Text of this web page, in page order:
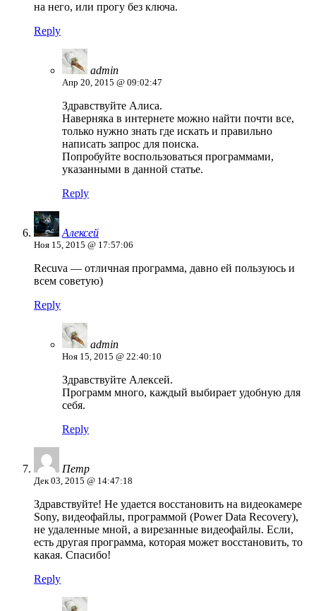
на него, или прогу без ключа.
Reply
admin
Апр 20, 2015 @ 09:02:47
Здравствуйте Алиса.
Наверняка в интернете можно найти почти все,
только нужно знать где искать и правильно
написать запрос для поиска.
Попробуйте воспользоваться программами,
указанными в данной статье.
Reply
Алексей
Ноя 15, 2015 @ 17:57:06
Recuva — отличная программа, давно ей пользуюсь и
всем советую)
Reply
admin
Ноя 15, 2015 @ 22:40:10
Здравствуйте Алексей.
Программ много, каждый выбирает удобную для
себя.
Reply
Петр
Дек 03, 2015 @ 14:47:18
Здравствуйте! Не удается восстановить на видеокамере
Sony, видеофайлы, программой (Power Data Recovery),
не удаленные мной, а вирезанные видеофайлы. Если,
есть другая программа, которая может восстановить, то
какая. Спасибо!
Reply